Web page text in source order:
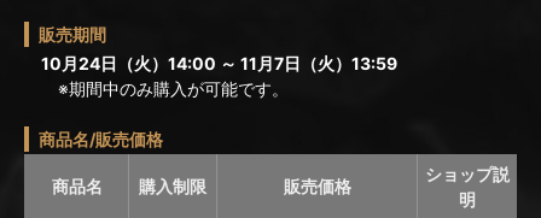
販売期間
10月24日（火）14:00 ～ 11月7日（火）13:59
※期間中のみ購入が可能です。
商品名/販売価格
商品名 購入制限 販売価格
ショップ説
明